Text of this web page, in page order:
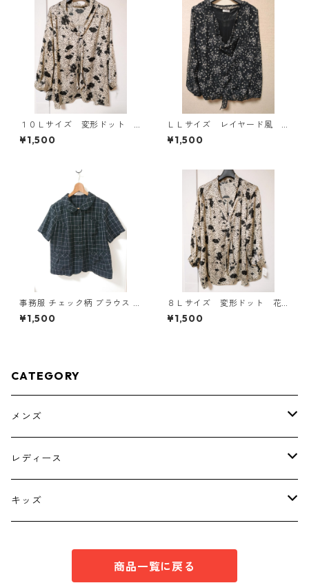
１０Ｌサイズ 変形ドット
花柄 ボウタイブラウス オ
フホワイト KAE-4772
¥1,500
ＬＬサイズ レイヤード風
シフォンブラウス ブラッ
ク KAE-4786
¥1,500
事務服 チェック柄 ブラウス 3
L ブラック ◆KIY-1298◆
¥1,500
８Ｌサイズ 変形ドット 花
柄 ボウタイブラウス オフ
ホワイト KAE-4767
¥1,500
CATEGORY
メンズ
トップス
ボトムス
レディース
トップス
キッズ
商品一覧に戻る